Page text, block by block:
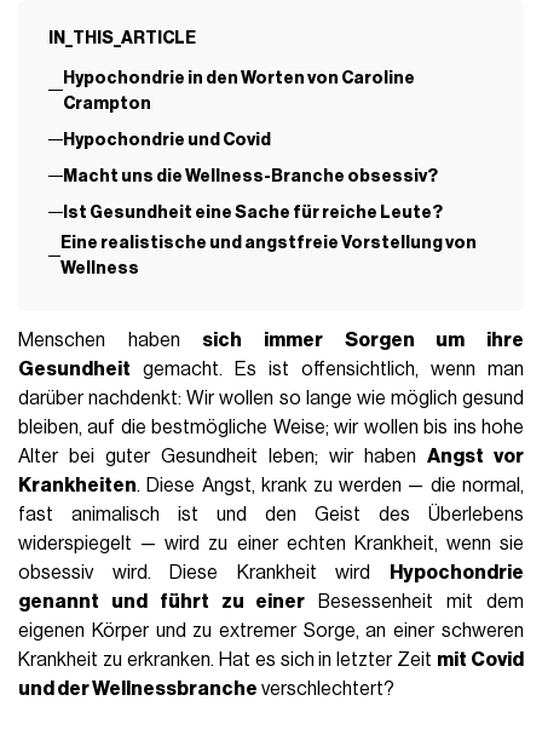
IN_THIS_ARTICLE
Hypochondrie in den Worten von Caroline
Crampton
Hypochondrie und Covid
Macht uns die Wellness-Branche obsessiv?
Ist Gesundheit eine Sache für reiche Leute?
Eine realistische und angstfreie Vorstellung von
Wellness
Menschen haben sich immer Sorgen um ihre
Gesundheit gemacht. Es ist offensichtlich, wenn man
darüber nachdenkt: Wir wollen so lange wie möglich gesund
bleiben, auf die bestmögliche Weise; wir wollen bis ins hohe
Alter bei guter Gesundheit leben; wir haben Angst vor
Krankheiten. Diese Angst, krank zu werden — die normal,
fast animalisch ist und den Geist des Überlebens
widerspiegelt — wird zu einer echten Krankheit, wenn sie
obsessiv wird. Diese Krankheit wird
Hypochondrie
genannt und führt zu einer Besessenheit mit dem
eigenen Körper und zu extremer Sorge, an einer schweren
Krankheit zu erkranken. Hat es sich in letzter Zeit mit Covid
und der Wellnessbranche verschlechtert?